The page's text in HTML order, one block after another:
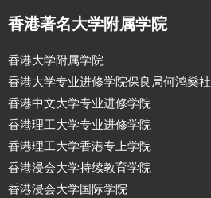
香港著名大学附属学院
香港大学附属学院
香港大学专业进修学院保良局何鸿燊
香港中文大学专业进修学院
香港理工大学专业进修学院
香港理工大学香港专上学院
香港浸会大学持续教育学院
香港浸会大学国际学院